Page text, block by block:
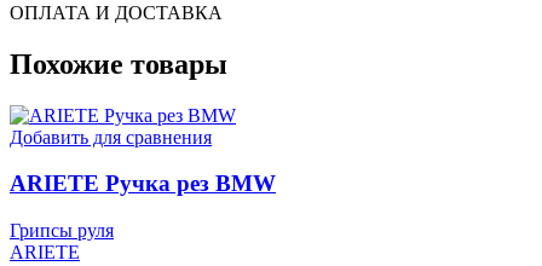
ОПЛАТА И ДОСТАВКА
Похожие товары
Добавить для сравнения
ARIETE Ручка рез BMW
Грипсы руля
ARIETE